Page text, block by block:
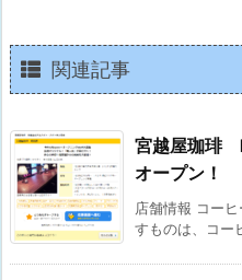
関連記事
宮越屋珈琲
オープン！
店舗情報 コー
すものは、コー